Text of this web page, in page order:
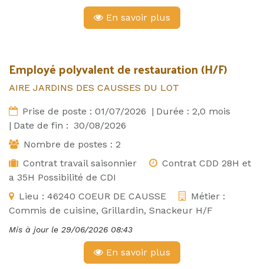
En savoir plus
Employé polyvalent de restauration (H/F)
AIRE JARDINS DES CAUSSES DU LOT
Prise de poste : 01/07/2026 | Durée : 2,0 mois
| Date de fin : 30/08/2026
Nombre de postes : 2
Contrat travail saisonnier
Contrat CDD 28H et
a 35H Possibilité de CDI
Lieu : 46240 COEUR DE CAUSSE
Métier :
Commis de cuisine, Grillardin, Snackeur H/F
Mis à jour le 29/06/2026 08:43
En savoir plus